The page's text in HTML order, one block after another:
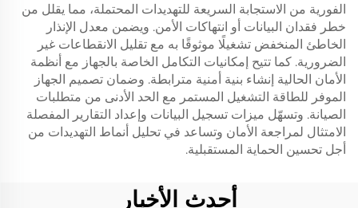
الفورية من الاستجابة السريعة للتهديدات المحتملة، مما يقلل من
خطر فقدان البيانات أو انتهاكات الأمن. ويضمن معدل الإنذار
الخاطئ المنخفض تشغيلًا موثوقًا به مع تقليل الانقطاعات غير
الضرورية. كما تتيح إمكانيات التكامل الخاصة بالجهاز مع أنظمة
الأمان الحالية إنشاء بنية أمنية مترابطة. وضمان تصميم الجهاز
الموفر للطاقة التشغيل المستمر مع الحد الأدنى من متطلبات
الصيانة. وتسهّل ميزات تسجيل البيانات وإعداد التقارير المفصلة
الامتثال لمراجعة الأمان وتساعد في تحليل أنماط التهديدات من
أجل تحسين الحماية المستقبلية.
أحدث الأخبار